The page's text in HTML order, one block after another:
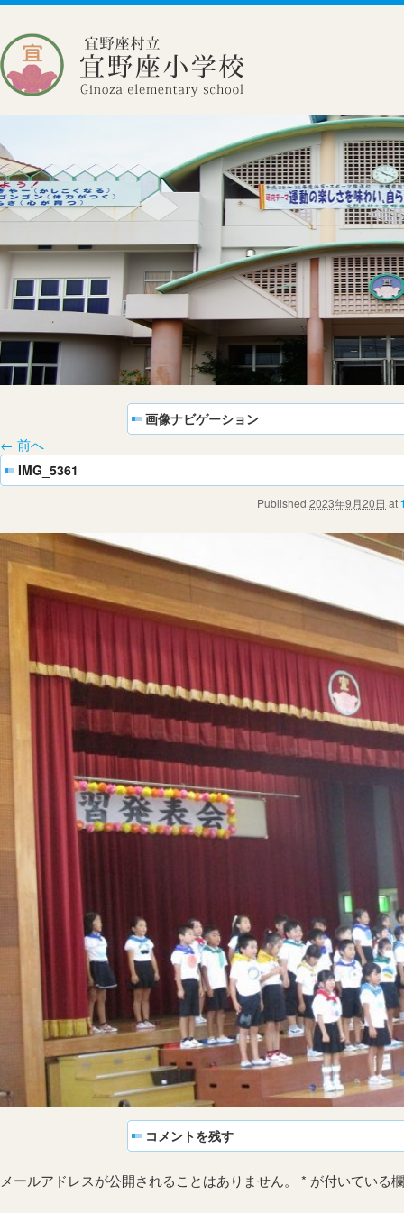
画像ナビゲーション
← 前へ
IMG_5361
Published 2023年9月20日 at
コメントを残す
メールアドレスが公開されることはありません。 * が付いている